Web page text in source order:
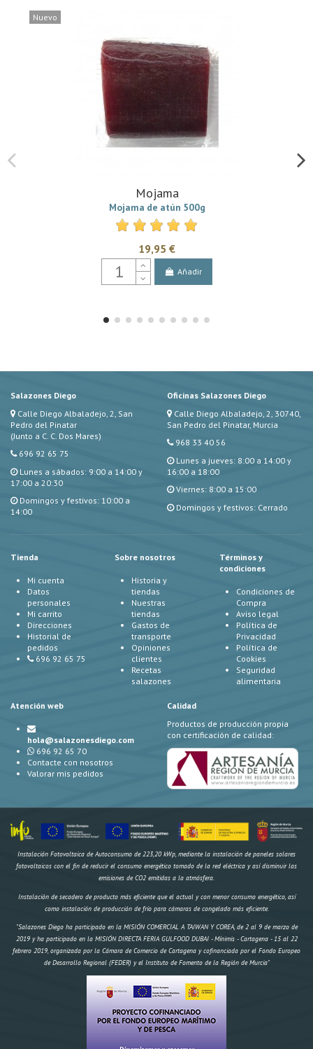
Nuevo
Mojama
Mojama de atún 500g
19,95 €
Añadir
Salazones Diego
Calle Diego Albaladejo, 2, San
Pedro del Pinatar
(Junto a C. C. Dos Mares)
696 92 65 75
Lunes a sábados: 9:00 a 14:00 y
17:00 a 20:30
Domingos y festivos: 10:00 a
14:00
Oficinas Salazones Diego
Calle Diego Albaladejo, 2, 30740,
San Pedro del Pinatar, Murcia
968 33 40 56
Lunes a jueves: 8:00 a 14:00 y
16:00 a 18:00
Viernes: 8:00 a 15:00
Domingos y festivos: Cerrado
Tienda
Mi cuenta
Datos
personales
Mi carrito
Direcciones
Historial de
pedidos
696 92 65 75
Sobre nosotros
Historia y
tiendas
Nuestras
tiendas
Gastos de
transporte
Opiniones
clientes
Recetas
salazones
Términos y
condiciones
Condiciones de
Compra
Aviso legal
Política de
Privacidad
Política de
Cookies
Seguridad
alimentaria
Atención web
hola@salazonesdiego.com
696 92 65 70
Contacte con nosotros
Valorar mis pedidos
Calidad
Productos de producción propia
con certificación de calidad:
Instalación Fotovoltaica de Autoconsumo de 223,20 kWp, mediante la instalación de paneles solares
fotovoltaicos con el fin de reducir el consumo energético tomado de la red eléctrica y así disminuir las
emisiones de CO2 emitidas a la atmósfera.
Instalación de secadero de producto más eficiente que el actual y con menor consumo energético, así
como instalación de producción de frío para cámaras de congelado más eficiente.
"Salazones Diego ha participado en la MISIÓN COMERCIAL A TAIWAN Y COREA, de 2 al 9 de marzo de
2019 y ha participado en la MISIÓN DIRECTA FERIA GULFOOD DUBAI - Mínimis - Cartagena - 15 al 22
febrero 2019, organizada por la Cámara de Comercio de Cartagena y cofinanciada por el Fondo Europeo
de Desarrollo Regional (FEDER) y el Instituto de Fomento de la Región de Murcia"